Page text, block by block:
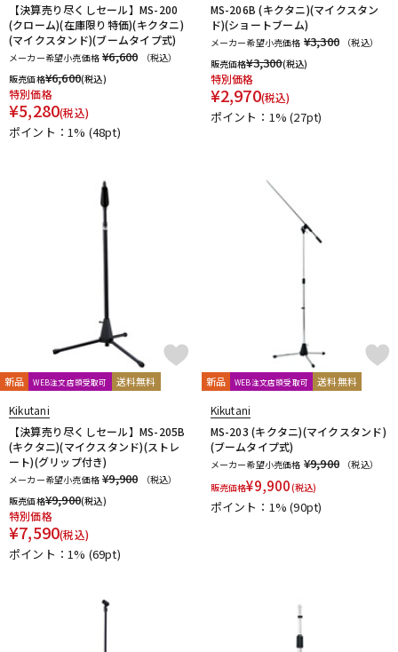
【決算売り尽くしセール】MS-200
(クローム)(在庫限り特価)(キクタニ)
(マイクスタンド)(ブームタイプ式)
メーカー希望小売価格 ¥6,600
（税込）
販売価格¥6,600(税込)
特別価格
¥5,280(税込)
ポイント：1% (48pt)
MS-206B (キクタニ)(マイクスタン
ド)(ショートブーム)
メーカー希望小売価格 ¥3,300
（税込）
販売価格¥3,300(税込)
特別価格
¥2,970(税込)
ポイント：1%(27pt)
新品 WEB注文店頭受取可 送料無料
Kikutani
【決算売り尽くしセール】MS-205B
(キクタニ)(マイクスタンド)(ストレ
ート)(グリップ付き)
メーカー希望小売価格 ¥9,900
（税込）
販売価格¥9,900(税込)
特別価格
¥7,590(税込)
ポイント：1% (69pt)
新品 WEB注文店頭受取可 送料無料
Kikutani
MS-203 (キクタニ)(マイクスタンド)
(ブームタイプ式)
メーカー希望小売価格 ¥9,900
（税込）
販売価格¥9,900(税込)
ポイント：1%(90pt)